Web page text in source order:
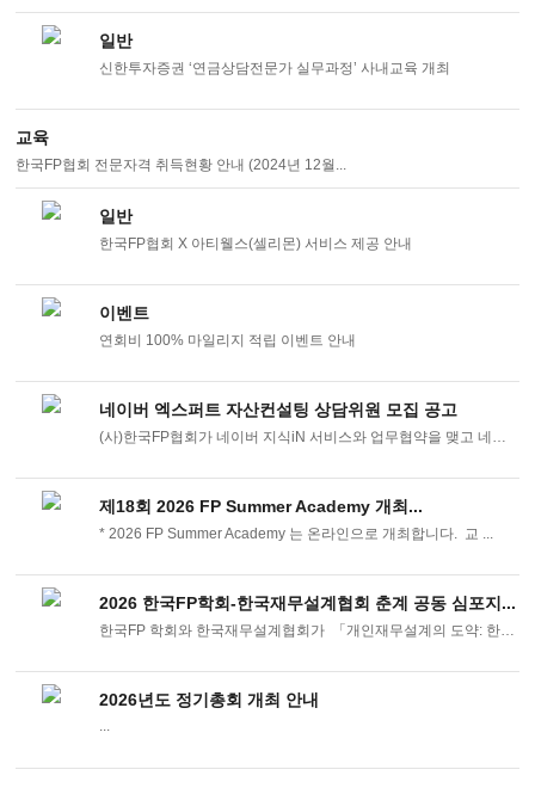
일반
신한투자증권 ‘연금상담전문가 실무과정’ 사내교육 개최
교육
한국FP협회 전문자격 취득현황 안내 (2024년 12월...
일반
한국FP협회 X 아티웰스(셀리몬) 서비스 제공 안내
이벤트
연회비 100% 마일리지 적립 이벤트 안내
네이버 엑스퍼트 자산컨설팅 상담위원 모집 공고
(사)한국FP협회가 네이버 지식iN 서비스와 업무협약을 맺고 네이버 엑스퍼트 자산컨 ...
제18회 2026 FP Summer Academy 개최...
* 2026 FP Summer Academy 는 온라인으로 개최합니다. 교 ...
2026 한국FP학회-한국재무설계협회 춘계 공동 심포지...
한국FP 학회와 한국재무설계협회가 「개인재무설계의 도약: 한국형 ...
2026년도 정기총회 개최 안내
...